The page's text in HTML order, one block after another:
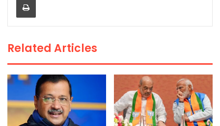
b
o
k
p n
Related Articles